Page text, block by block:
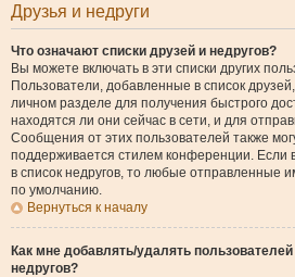
Друзья и недруги
Что означают списки друзей и недругов?
Вы можете включать в эти списки других
Пользователи, добавленные в список
личном разделе для получения быстрого
находятся ли они сейчас в сети, и для
Сообщения от этих пользователей также
поддерживается стилем конференции. Если
в список недругов, то любые отправленные
по умолчанию.
Вернуться к началу
Как мне добавлять/удалять
недругов?